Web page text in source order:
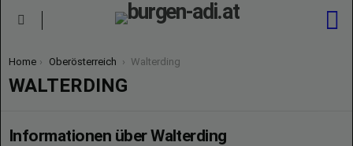
You are here:
Home Oberösterreich Walterding
WALTERDING
Informationen über Walterding